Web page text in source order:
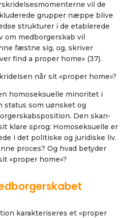
vil de
grupper næppe blive
strukturer i de etablerede
om medborgerskab vil
fæstne sig, og, skriver
find a proper home» (37).
når sit «proper home»?
homoseksuelle minoritet i
status som uønsket og
Den skan-
klare sprog: Homoseksuelle er
i det politiske og juridiske liv.
proces? Og hvad betyder
«proper home»?
karakteriseres et «proper